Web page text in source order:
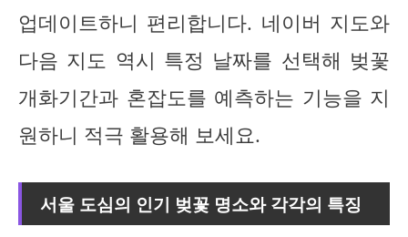
업데이트하니 편리합니다. 네이버 지도와
다음 지도 역시 특정 날짜를 선택해 벚꽃
개화기간과 혼잡도를 예측하는 기능을 지
원하니 적극 활용해 보세요.
서울 도심의 인기 벚꽃 명소와 각각의 특징